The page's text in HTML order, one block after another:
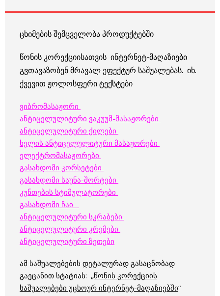
ცხიმების შემცველობა პროდუქტებში
წონის კორექციისათვის ინტერნეტ-მაღაზიები
გვთავაზობენ მრავალ ეფექტურ საშუალებას. იხ.
ქვევით ჟოლოსფერი ტექსტები
ვიბრომასაჟორი
ანტიცელულიტური ვაკუუმ-მასაჟორები
ანტიცელულიტური ქილები
ხელის ანტიცელულიტური მასაჟორები
ელექტრომასაჟორები
გასახდომი კორსეტები
გასახდომი საუნა-შორტები
კუნთების სტიმულატორები
გასახდომი ჩაი
ანტიცელულიტური სკრაბები
ანტიცელულიტური კრემები
ანტიცელულიტური ზეთები
ამ საშუალებების დეტალურად გასაცნობად
გაეცანით სტატიას: „წონის კორექციის
საშუალებები უცხოურ ინტერნეტ-მაღაზიებში“